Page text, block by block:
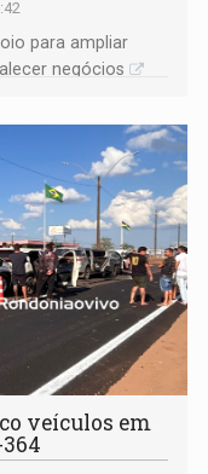
para ampliar
negócios
veículos em